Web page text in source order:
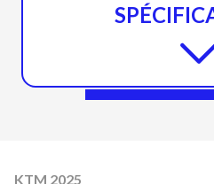
KTM 2025